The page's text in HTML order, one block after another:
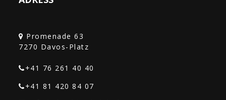
Promenade 63
+41 76 261 40 40‎
+41 81 420 84 07